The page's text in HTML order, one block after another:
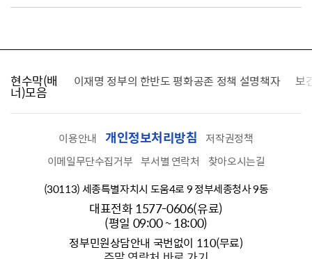
현수막(배
너)모음
찾습니다 이재명 정부의 한반도 평화공존 정책 설명책자 보
이용안내 개인정보처리방침
저작권정책
이메일무단수집거부 부서별 연락처
찾아오시는길
(30113) 세종특별자치시 도움4로 9 정부세종청사 9동
대표전화 1577-0606(유료)
(평일 09:00 ~ 18:00)
정부민원상담안내 국번없이 110(무료)